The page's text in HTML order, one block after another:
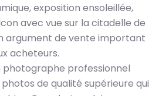
exposition ensoleillée,
avec vue sur la citadelle de
argument de vente important
acheteurs.
photographe professionnel
de qualité supérieure qui